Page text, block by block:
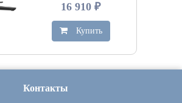
16 910 ₽
Купить
Контакты